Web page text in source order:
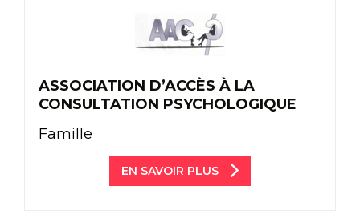
ASSOCIATION D’ACCÈS À LA
CONSULTATION PSYCHOLOGIQUE
Famille
EN SAVOIR PLUS